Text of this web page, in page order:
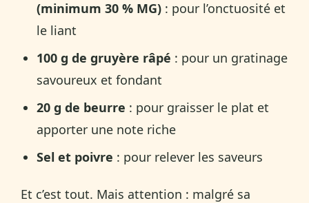
(minimum 30 % MG) : pour l’onctuosité et
le liant
100 g de gruyère râpé : pour un gratinage
savoureux et fondant
20 g de beurre : pour graisser le plat et
apporter une note riche
Sel et poivre : pour relever les saveurs
Et c’est tout. Mais attention : malgré sa